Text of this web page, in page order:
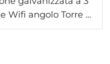
Wifi angolo Torre di
Antenna Torre